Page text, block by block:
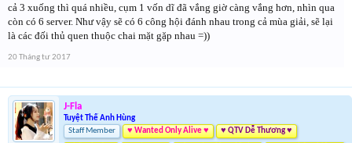
cả 3 xuống thì quá nhiều, cụm 1 vốn dĩ đã vắng giờ càng vắng hơn, nhìn qua
còn có 6 server. Như vậy sẽ có 6 công hội đánh nhau trong cả mùa giải, sẽ lại
là các đối thủ quen thuộc chai mặt gặp nhau =))
20 Tháng tư 2017
J-Fla
Tuyệt Thế Anh Hùng
Staff Member
♥ Wanted Only Alive ♥ ♥ QTV Dễ Thương ♥